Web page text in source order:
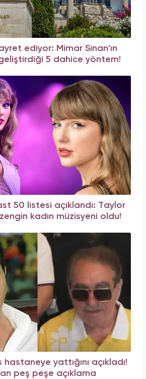
ediyor: Mimar Sinan'ın
5 dahice yöntem!
50 listesi açıklandı: Taylor
kadın müzisyeni oldu!
hastaneye yattığını açıkladı!
peş peşe açıklama